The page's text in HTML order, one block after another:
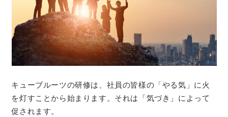
キューブルーツの研修は、社員の皆様の「やる気」に火
を灯すことから始まります。それは「気づき」によって
促されます。